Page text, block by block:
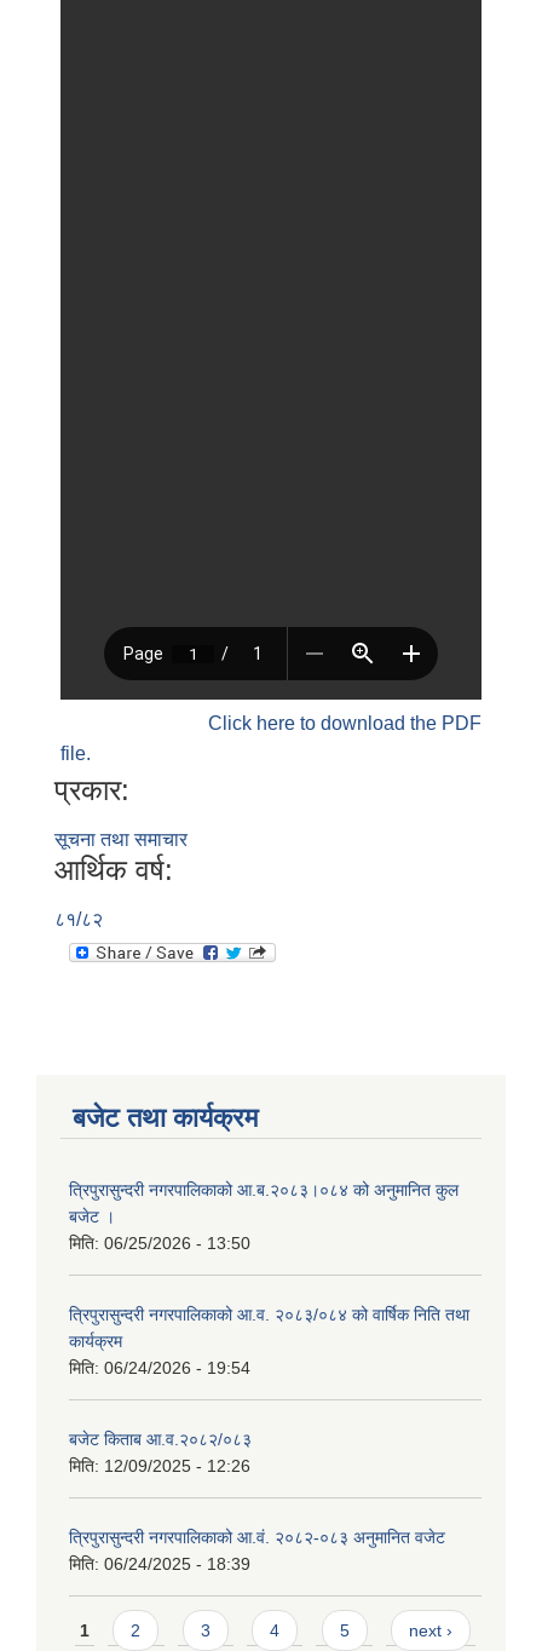
Click here to download the PDF
file.
प्रकार:
सूचना तथा समाचार
आर्थिक वर्ष:
८१/८२
बजेट तथा कार्यक्रम
त्रिपुरासुन्दरी नगरपालिकाको आ.ब.२०८३।०८४ को अनुमानित कुल
बजेट ।
मिति: 06/25/2026 - 13:50
त्रिपुरासुन्दरी नगरपालिकाको आ.व. २०८३/०८४ को वार्षिक निति तथा
कार्यक्रम
मिति: 06/24/2026 - 19:54
बजेट किताब आ.व.२०८२/०८३
मिति: 12/09/2025 - 12:26
त्रिपुरासुन्दरी नगरपालिकाको आ.वं. २०८२-०८३ अनुमानित वजेट
मिति: 06/24/2025 - 18:39
Pages
1 2 3 4 5 next ›